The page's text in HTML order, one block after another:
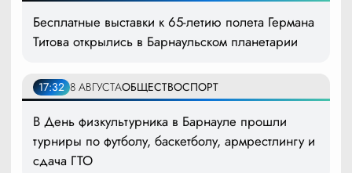
Бесплатные выставки к 65-летию полета Германа
Титова открылись в Барнаульском планетарии
17:32 8 АВГУСТАОБЩЕСТВОСПОРТ
В День физкультурника в Барнауле прошли
турниры по футболу, баскетболу, армрестлингу и
сдача ГТО